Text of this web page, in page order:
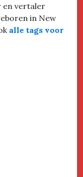
en vertaler
in New
alle tags voor